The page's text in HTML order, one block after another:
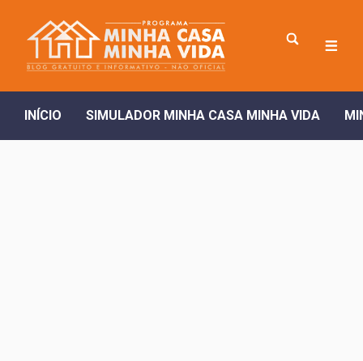
INÍCIO SIMULADOR MINHA CASA MINHA VIDA